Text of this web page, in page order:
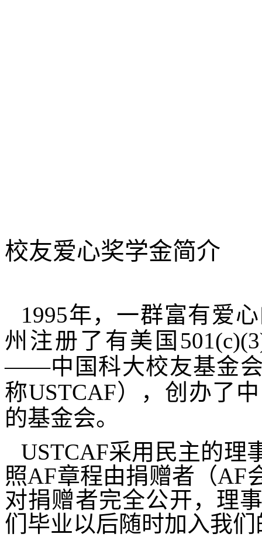
校友爱心奖学金简介
1995年，一群富有爱
州注册了有美国
——中国科大校友基金
称USTCAF），创办了
的基金会。
USTCAF采用民主的理
照AF章程由捐赠者（AF
对捐赠者完全公开，理
们毕业以后随时加入我